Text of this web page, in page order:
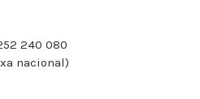
240 080
nacional)